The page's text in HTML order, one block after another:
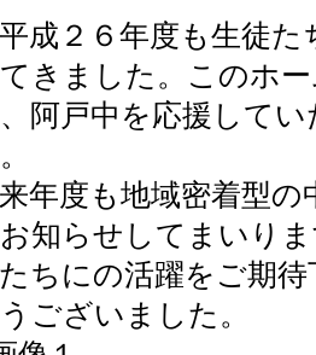
成２６年度も生徒た
きました。このホ
阿戸中を応援して
年度も地域密着型の
知らせしてまいり
ちにの活躍をご期
ございました。